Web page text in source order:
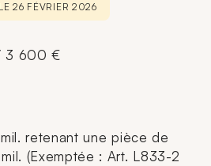
26 FÉVRIER 2026
3 600 €
retenant une pièce de
(Exemptée : Art. L833-2